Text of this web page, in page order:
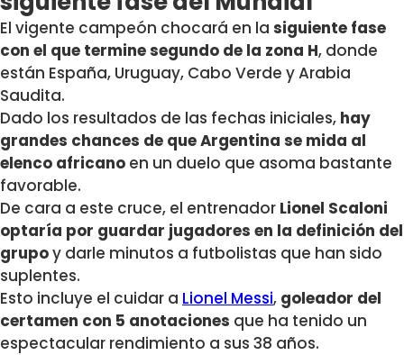
El vigente campeón chocará en la siguiente fase
con el que termine segundo de la zona H, donde
están España, Uruguay, Cabo Verde y Arabia
Saudita.
Dado los resultados de las fechas iniciales, hay
grandes chances de que Argentina se mida al
elenco africano en un duelo que asoma bastante
favorable.
De cara a este cruce, el entrenador Lionel Scaloni
optaría por guardar jugadores en la definición del
grupoy darle minutos a futbolistas que han sido
suplentes.
Esto incluye el cuidar a Lionel Messi, goleador del
certamen con 5 anotaciones que ha tenido un
espectacular rendimiento a sus 38 años.